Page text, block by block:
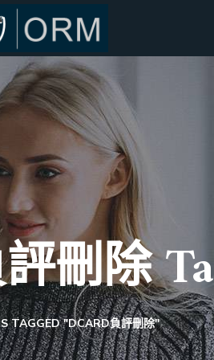
刪除
TAGGED "DCARD負評刪除"